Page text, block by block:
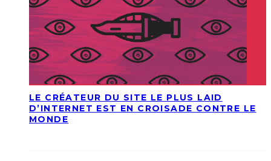
LE CRÉATEUR DU SITE LE PLUS LAID
D’INTERNET EST EN CROISADE CONTRE LE
MONDE